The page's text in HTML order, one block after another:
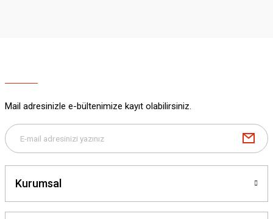
Bu ürüne benzer farklı alternatifler olmalı.
Mail adresinizle e-bültenimize kayıt olabilirsiniz.
Kurumsal